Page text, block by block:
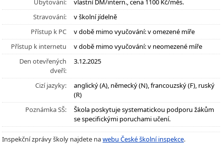
Ubytování:
vlastní DM/intern., cena 1100 Kč/měs.
Stravování:
v školní jídelně
Přístup k PC
v době mimo vyučování: v omezené míře
Přístup k internetu
v době mimo vyučování: v neomezené míře
Den otevřených
dveří:
3.12.2025
Cizí jazyky:
anglický (A), německý (N), francouzský (F), ruský
(R)
Poznámka SŠ:
Škola poskytuje systematickou podporu žákům
se specifickými poruchami učení.
Inspekční zprávy školy najdete nawebu České školní inspekce.